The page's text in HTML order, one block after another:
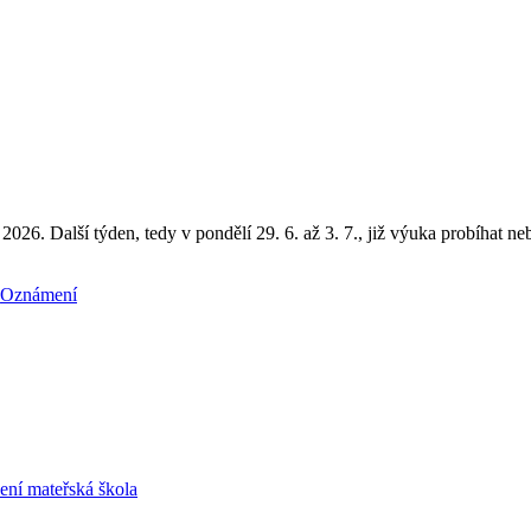
Další týden, tedy v pondělí 29. 6. až 3. 7., již výuka probíhat
Oznámení
mateřská škola